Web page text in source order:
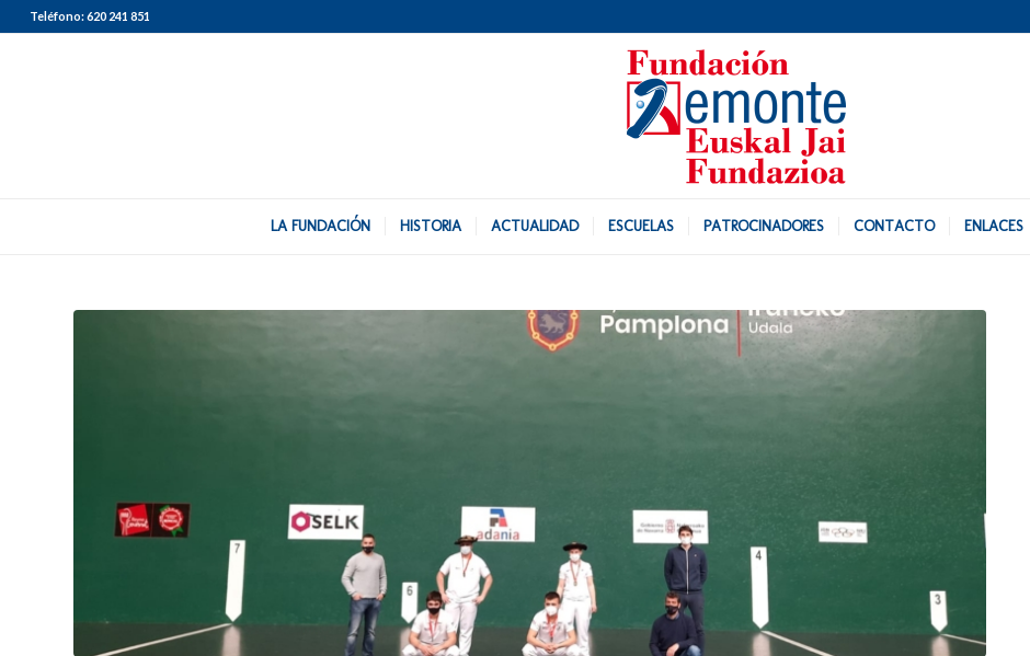
Teléfono:620 241 851
LA FUNDACIÓN HISTORIA ACTUALIDAD ESCUELAS PATROCINADORES CONTACTO ENLACES